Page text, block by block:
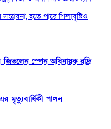
সম্ভাবনা, হতে পারে শিলাবৃষ্টিও
জিতলেন স্পেন অধিনায়ক রদ্রি
মৃত্যুবার্ষিকী পালন